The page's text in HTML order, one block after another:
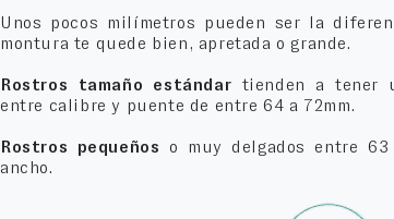
Unos pocos milímetros pueden ser la
montura te quede bien, apretada o grande.
Rostros tamaño estándar tienden a tener
entre calibre y puente de entre 64 a 72mm.
Rostros pequeños o muy delgados entre 63
ancho.